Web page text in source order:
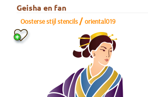
Geisha en fan
Oosterse stijl stencils /oriental019